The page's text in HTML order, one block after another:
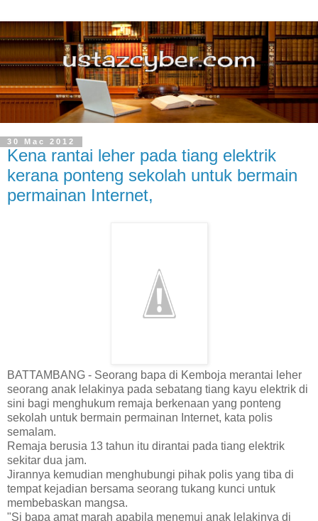
30 Mac 2012
Kena rantai leher pada tiang elektrik
kerana ponteng sekolah untuk bermain
permainan Internet,
BATTAMBANG - Seorang bapa di Kemboja merantai leher
seorang anak lelakinya pada sebatang tiang kayu elektrik di
sini bagi menghukum remaja berkenaan yang ponteng
sekolah untuk bermain permainan Internet, kata polis
semalam.
Remaja berusia 13 tahun itu dirantai pada tiang elektrik
sekitar dua jam.
Jirannya kemudian menghubungi pihak polis yang tiba di
tempat kejadian bersama seorang tukang kunci untuk
membebaskan mangsa.
"Si bapa amat marah apabila menemui anak lelakinya di